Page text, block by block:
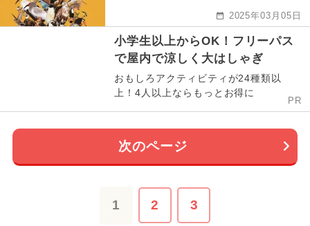
2025年03月05日
小学生以上からOK！フリーパス
で屋内で涼しく大はしゃぎ
おもしろアクティビティが24種類以
上！4人以上ならもっとお得に
PR
次のページ
1 2 3